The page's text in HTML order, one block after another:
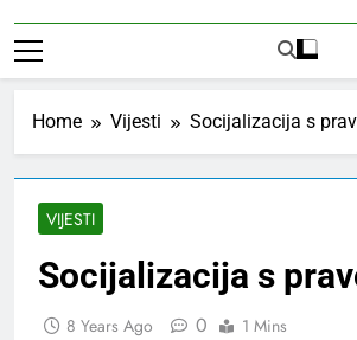
Home Vijesti Socijalizacija s
VIJESTI
Socijalizacija s
8 Years Ago 0 1 Mins